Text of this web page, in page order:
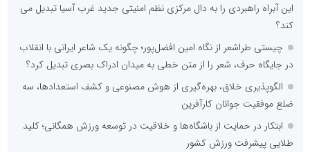
این آبراه راهبردی را به دال مرکزی نظم امنیتی جدید غرب آسیا تبدیل می
کند؟
چیستی طراشعر از نگاه امین افضل‌پور؛ چگونه یک شاعر ایرانی با انقلاب
در جایگاه حرف، شعر را از متن خطی به میدان ادراک بصری تبدیل کرد؟
الگوپذیری خلاق، بهره‌گیری از هوش مصنوعی و کشف استعدادها، سه
ضلع موفقیت جوانان کارآفرین
ابتکار در حمایت از باشگاه‌ها و خلاقیت در توسعه ورزش همگانی؛ کلید
طلایی پیشرفت ورزش کشور